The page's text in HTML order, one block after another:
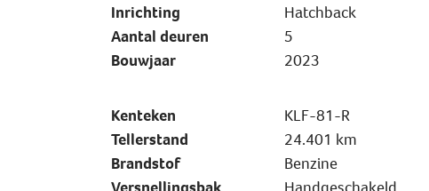
Inrichting
Hatchback
Aantal deuren
5
Bouwjaar
2023
Kenteken
KLF-81-R
Tellerstand
24.401 km
Brandstof
Benzine